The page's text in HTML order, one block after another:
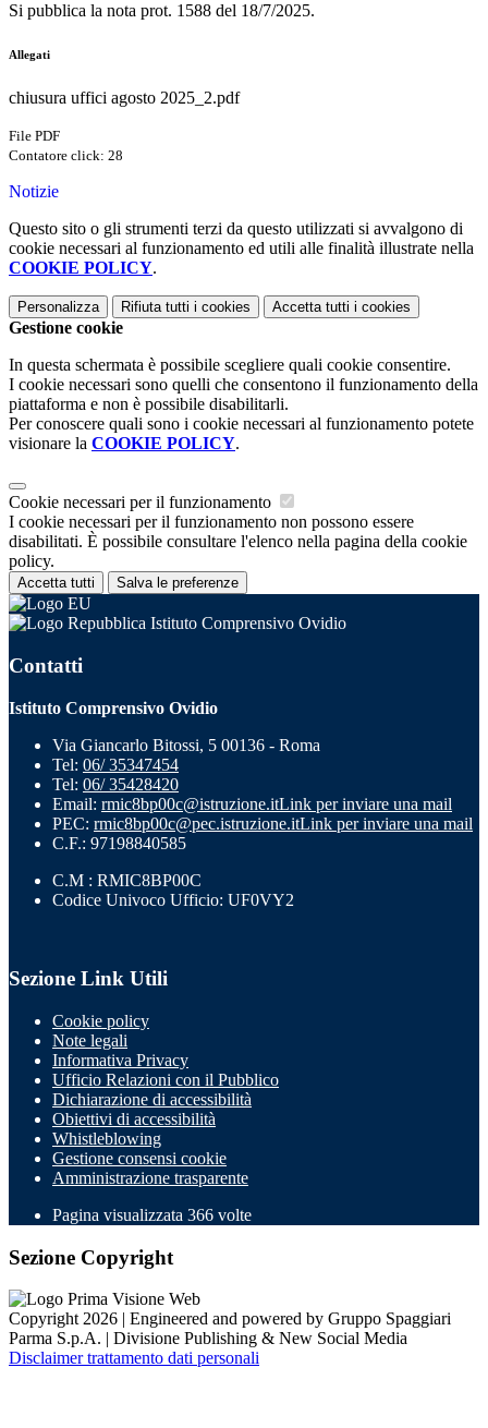
Si pubblica la nota prot. 1588 del 18/7/2025.
Allegati
chiusura uffici agosto 2025_2.pdf
File PDF
Contatore click: 28
Notizie
Questo sito o gli strumenti terzi da questo utilizzati si avvalgono di
cookie necessari al funzionamento ed utili alle finalità illustrate nella
COOKIE POLICY.
Personalizza Rifiuta tutti i cookies Accetta tutti i cookies
Gestione cookie
In questa schermata è possibile scegliere quali cookie consentire.
I cookie necessari sono quelli che consentono il funzionamento della
piattaforma e non è possibile disabilitarli.
Per conoscere quali sono i cookie necessari al funzionamento potete
visionare la COOKIE POLICY.
Cookie necessari per il funzionamento
I cookie necessari per il funzionamento non possono essere
disabilitati. È possibile consultare l'elenco nella pagina della cookie
policy.
Accetta tutti Salva le preferenze
Istituto Comprensivo Ovidio
Contatti
Istituto Comprensivo Ovidio
Via Giancarlo Bitossi, 5 00136 - Roma
Tel: 06/ 35347454
Tel: 06/ 35428420
Email: rmic8bp00c@istruzione.itLink per inviare una mail
PEC: rmic8bp00c@pec.istruzione.itLink per inviare una mail
C.F.: 97198840585
C.M : RMIC8BP00C
Codice Univoco Ufficio: UF0VY2
Sezione Link Utili
Cookie policy
Note legali
Informativa Privacy
Ufficio Relazioni con il Pubblico
Dichiarazione di accessibilità
Obiettivi di accessibilità
Whistleblowing
Gestione consensi cookie
Amministrazione trasparente
Pagina visualizzata 366 volte
Sezione Copyright
Copyright 2026 | Engineered and powered by Gruppo Spaggiari
Parma S.p.A. | Divisione Publishing & New Social Media
Disclaimer trattamento dati personali